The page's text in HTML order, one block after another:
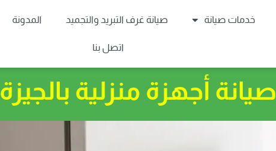
خدمات صيانة صيانة غرف التبريد والتجميد المدونة
اتصل بنا
صيانة أجهزة منزلية بالجيزة